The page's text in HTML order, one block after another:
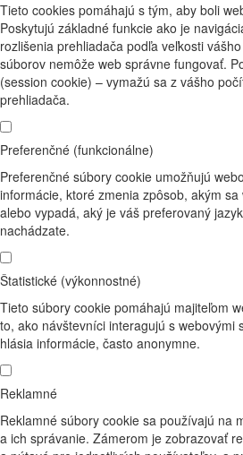
Tieto cookies pomáhajú s tým, aby boli
Poskytujú základné funkcie ako je
rozlišenia prehliadača podľa veľkosti
súborov nemôže web správne fungovať.
(session cookie) – vymažú sa z vášho
prehliadača.
Preferenčné (funkcionálne)
Preferenčné súbory cookie umožňujú
informácie, ktoré zmenia zpôsob, akým
alebo vypadá, aký je váš preferovaný
nachádzate.
Štatistické (výkonnostné)
Tieto súbory cookie pomáhajú majiteľom
to, ako návštevníci interagujú s webovými
hlásia informácie, často anonymne.
Reklamné
Reklamné súbory cookie sa používajú na
a ich správanie. Zámerom je zobrazovať